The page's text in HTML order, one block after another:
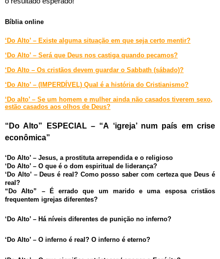
Bíblia online
‘Do Alto’ – Existe alguma situação em que seja certo mentir?
‘Do Alto’ – Será que Deus nos castiga quando pecamos?
‘Do Alto – Os cristãos devem guardar o Sabbath (sábado)?
‘Do Alto’ – (IMPERDÍVEL) Qual é a história do Cristianismo?
‘Do alto’ – Se um homem e mulher ainda não casados tiverem sexo,
estão casados aos olhos de Deus?
“Do Alto” ESPECIAL – “A ‘igreja’ num país em crise
econômica”
‘Do Alto’ – Jesus, a prostituta arrependida e o religioso
‘Do Alto’ – O que é o dom espiritual de liderança?
‘Do Alto’ – Deus é real? Como posso saber com certeza que Deus é
real?
“Do Alto” – É errado que um marido e uma esposa cristãos
frequentem igrejas diferentes?
‘Do Alto’ – Há níveis diferentes de punição no inferno?
‘Do Alto’ – O inferno é real? O inferno é eterno?